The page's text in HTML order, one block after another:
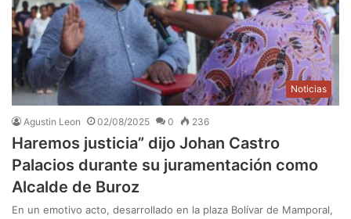
Noticias
Agustin Leon 02/08/2025 0 236
Haremos justicia” dijo Johan Castro
Palacios durante su juramentación como
Alcalde de Buroz
En un emotivo acto, desarrollado en la plaza Bolívar de Mamporal,